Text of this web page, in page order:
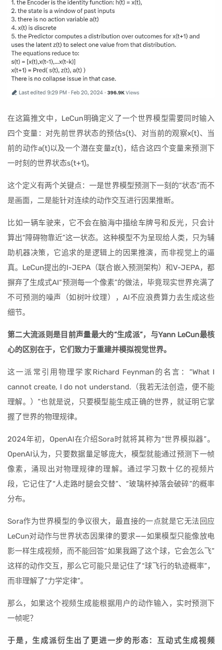
在这篇推文中，LeCun明确定义了一个世界模型需要同时输入
四个变量：对先前世界状态的预估s(t)、对当前的观察x(t)、当
前的动作a(t)以及一个潜在变量z(t)，结合这四个变量来预测下
一时刻的世界状态s(t+1)。
这个定义有两个关键点：一是世界模型预测下一刻的“状态”而不
是画面，二是能针对连续的动作交互进行因果推断。
比如一辆车驶来，它不会在脑海中描绘车牌号和反光，只会计
算出“障碍物靠近”这一状态。这种模型不为呈现给人类，只为辅
助机器决策，它追求的是逻辑上的因果推演，而非视觉上的逼
真。LeCun提出的I-JEPA（联合嵌入预测架构）和V-JEPA，都
摒弃了生成式AI“预测每一个像素”的做法，毕竟现实世界充满了
不可预测的噪声（如树叶纹理），AI不应浪费算力去生成这些
细节。
第二大流派则是目前声量最大的“生成派”，与Yann LeCun最核
心的区别在于，它们致力于重建并模拟视觉世界。
这一派常引用物理学家Richard Feynman的名言：“What I
cannot create, I do not understand.（我若无法创造，便不能
理解。）”也就是说，只要模型能生成正确的世界，就证明它掌
握了世界的物理规律。
2024年初，OpenAI在介绍Sora时就将其称为“世界模拟器”。
OpenAI认为，只要数据量足够庞大，模型就能通过预测下一帧
像素，涌现出对物理规律的理解。通过学习数十亿的视频片
段，它记住了“人走路时腿会交替”、“玻璃杯掉落会破碎”的概率
分布。
Sora作为世界模型的争议很大，最直接的一点就是它无法回应
LeCun对动作与世界状态因果律的要求——如果模型只能像放电
影一样生成视频，而不能回答“如果我踢了这个球，它会怎么飞”
这样的动作交互，那么它可能只是记住了“球飞行的轨迹概率”，
而非理解了“力学定律”。
那么，如果这个视频生成能根据用户的动作输入，实时预测下
一帧呢？
于是，生成派衍生出了更进一步的形态：互动式生成视频